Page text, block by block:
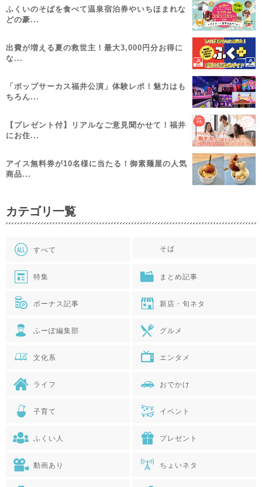
ふくいのそばを食べて温泉宿泊券やいちほまれな
どの豪...
出費が増える夏の救世主！最大3,000円分お得に
な...
「ポップサーカス福井公演」体験レポ！魅力はも
ちろん...
【プレゼント付】リアルなご意見聞かせて！福井
にお住...
アイス無料券が10名様に当たる！御素麺屋の人気
商品...
カテゴリ一覧
すべて そば
特集 まとめ記事
ボーナス記事 新店・旬ネタ
ふーぽ編集部 グルメ
文化系 エンタメ
ライフ おでかけ
子育て イベント
ふくい人 プレゼント
動画あり ちょいネタ